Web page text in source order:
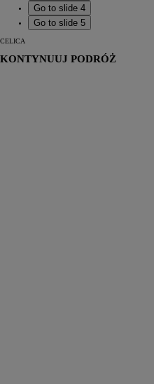
Go to slide 4
Go to slide 5
CELICA
KONTYNUUJ PODRÓŻ